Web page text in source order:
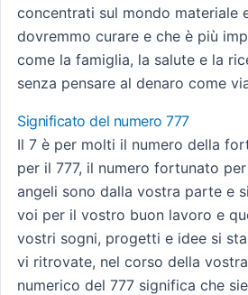
concentrati sul mondo materiale
dovremmo curare e che è più
come la famiglia, la salute e la
senza pensare al denaro come
Significato del numero 777
Il 7 è per molti il numero della
per il 777, il numero fortunato
angeli sono dalla vostra parte e
voi per il vostro buon lavoro e
vostri sogni, progetti e idee si
vi ritrovate, nel corso della
numerico del 777 significa che